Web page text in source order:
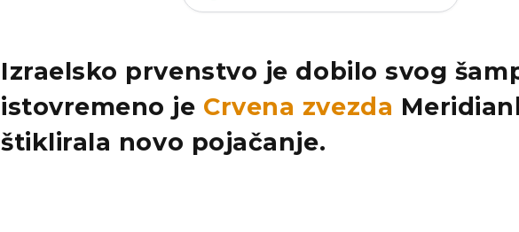
Izraelsko prvenstvo je dobilo svog
istovremeno je Crvena zvezda
štiklirala novo pojačanje.